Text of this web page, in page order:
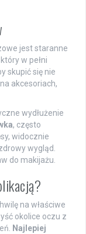
jest staranne
w pełni
skupić się nie
akcesoriach,
wydłużenie
, często
widocznie
wygląd.
do makijażu.
na właściwe
okolice oczu z
Najlepiej